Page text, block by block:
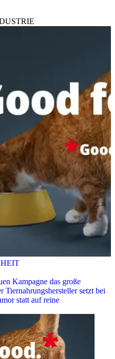
Kampagne das große
Tiernahrungshersteller setzt bei
statt auf reine